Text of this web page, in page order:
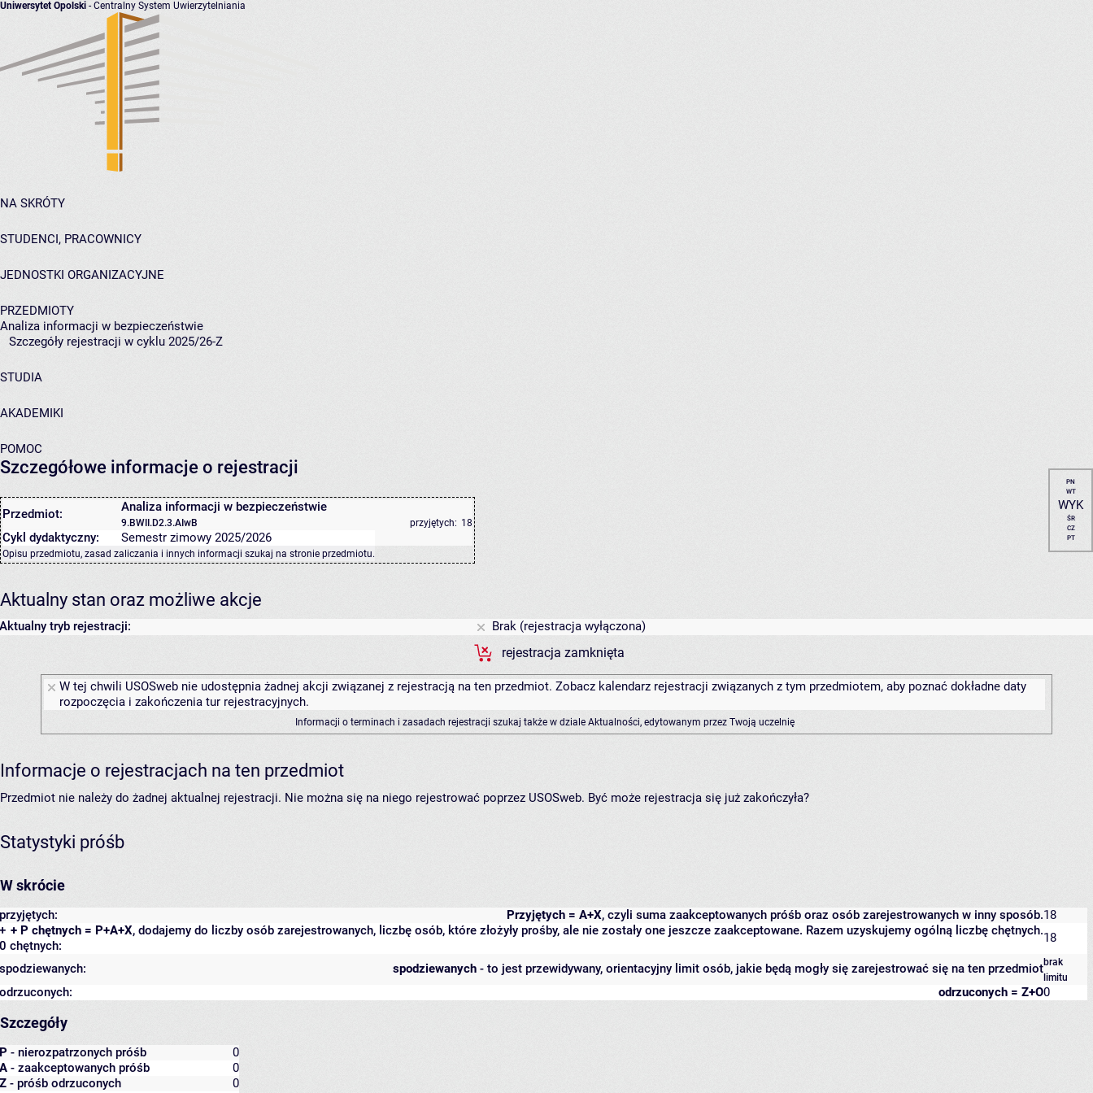
Uniwersytet Opolski - Centralny System Uwierzytelniania
NA SKRÓTY
STUDENCI, PRACOWNICY
JEDNOSTKI ORGANIZACYJNE
PRZEDMIOTY
Analiza informacji w bezpieczeństwie
Szczegóły rejestracji w cyklu 2025/26-Z
STUDIA
AKADEMIKI
POMOC
Szczegółowe informacje o rejestracji
Przedmiot: Analiza informacji w bezpieczeństwie
9.BWII.D2.3.AIwB przyjętych: 18
Cykl dydaktyczny: Semestr zimowy 2025/2026
Opisu przedmiotu, zasad zaliczania i innych informacji szukaj na stronie przedmiotu.
PN
WT
WYK
ŚR
CZ
PT
Aktualny stan oraz możliwe akcje
Aktualny tryb rejestracji:
Brak (rejestracja wyłączona)
rejestracja zamknięta
W tej chwili USOSweb nie udostępnia żadnej akcji związanej z rejestracją na ten przedmiot. Zobacz kalendarz rejestracji związanych z tym przedmiotem, aby poznać dokładne daty
rozpoczęcia i zakończenia tur rejestracyjnych.
Informacji o terminach i zasadach rejestracji szukaj także w dziale Aktualności, edytowanym przez Twoją uczelnię
Informacje o rejestracjach na ten przedmiot
Przedmiot nie należy do żadnej aktualnej rejestracji. Nie można się na niego rejestrować poprzez USOSweb. Być może rejestracja się już zakończyła?
Statystyki próśb
W skrócie
Przyjętych = A+X, czyli suma zaakceptowanych próśb oraz osób zarejestrowanych w inny sposób.
przyjętych:
18
+ P chętnych = P+A+X, dodajemy do liczby osób zarejestrowanych, liczbę osób, które złożyły prośby, ale nie zostały one jeszcze zaakceptowane. Razem uzyskujemy ogólną liczbę chętnych.
+
0 chętnych:
18
spodziewanych - to jest przewidywany, orientacyjny limit osób, jakie będą mogły się zarejestrować się na ten przedmiot
spodziewanych:
brak
limitu
odrzuconych = Z+O
odrzuconych: 0
Szczegóły
P - nierozpatrzonych próśb
0
A - zaakceptowanych próśb
0
Z - próśb odrzuconych
0